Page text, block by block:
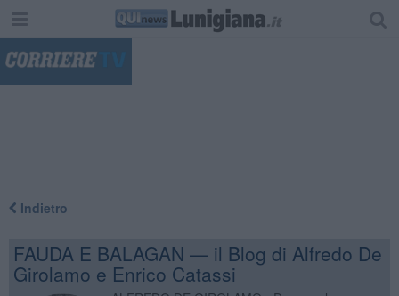
Indietro
FAUDA E BALAGAN — il Blog di Alfredo De
Girolamo e Enrico Catassi